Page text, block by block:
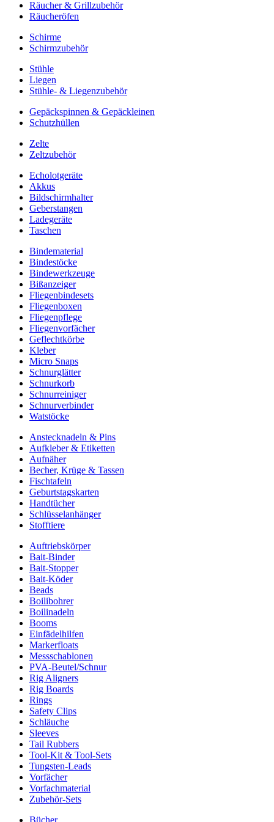
Räucher & Grillzubehör
Räucheröfen
Schirme
Schirmzubehör
Stühle
Liegen
Stühle- & Liegenzubehör
Gepäckspinnen & Gepäckleinen
Schutzhüllen
Zelte
Zeltzubehör
Echolotgeräte
Akkus
Bildschirmhalter
Geberstangen
Ladegeräte
Taschen
Bindematerial
Bindestöcke
Bindewerkzeuge
Bißanzeiger
Fliegenbindesets
Fliegenboxen
Fliegenpflege
Fliegenvorfächer
Geflechtkörbe
Kleber
Micro Snaps
Schnurglätter
Schnurkorb
Schnurreiniger
Schnurverbinder
Watstöcke
Anstecknadeln & Pins
Aufkleber & Etiketten
Aufnäher
Becher, Krüge & Tassen
Fischtafeln
Geburtstagskarten
Handtücher
Schlüsselanhänger
Stofftiere
Auftriebskörper
Bait-Binder
Bait-Stopper
Bait-Köder
Beads
Boilibohrer
Boilinadeln
Booms
Einfädelhilfen
Markerfloats
Messschablonen
PVA-Beutel/Schnur
Rig Aligners
Rig Boards
Rings
Safety Clips
Schläuche
Sleeves
Tail Rubbers
Tool-Kit & Tool-Sets
Tungsten-Leads
Vorfächer
Vorfachmaterial
Zubehör-Sets
Bücher